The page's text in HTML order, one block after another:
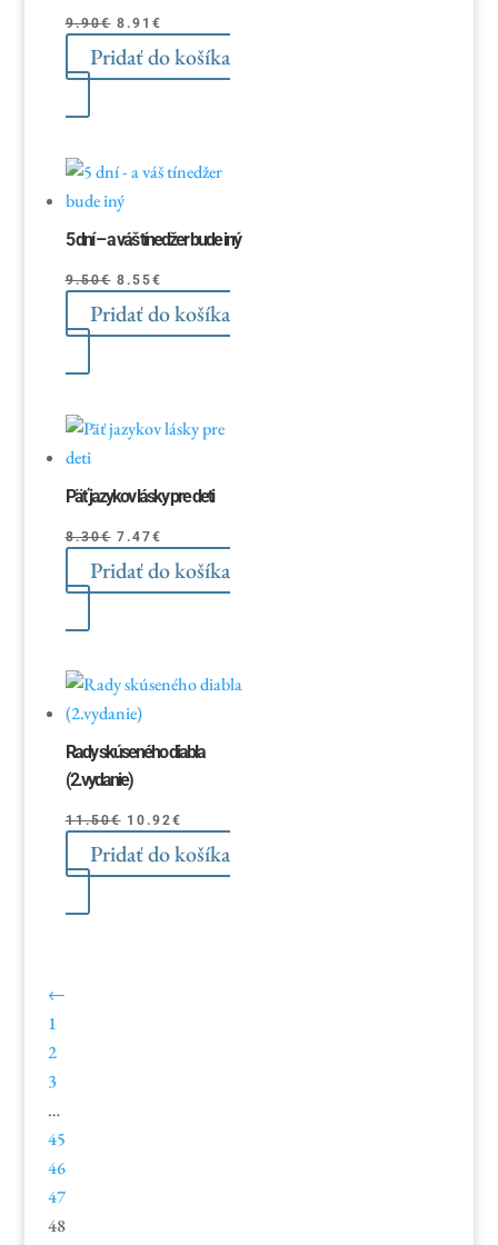
9.90€ Pôvodná
cena
bola:
8.91 €
cena
je:
Pridať do košíka
5 dní – a váš tínedžer bude iný
9.50€ Pôvodná
cena
bola:
8.55€
cena
je:
Pridať do košíka
Päť jazykov lásky pre deti
8.30€ Pôvodná
cena
bola:
7.47€
cena
je:
Pridať do košíka
Rady skúseného diabla
(2.vydanie)
11.50€ Pôvodná
cena
bola:
10.92€
cena
je:
Pridať do košíka
←
1
2
3
…
45
46
47
48